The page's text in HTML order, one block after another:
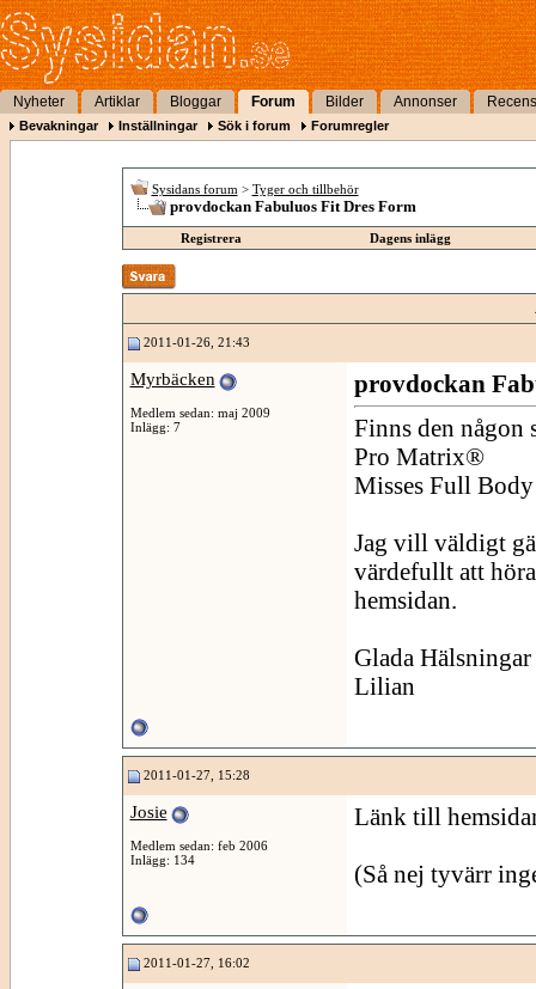
Nyheter Artiklar Bloggar Forum Bilder Annonser
Bevakningar Inställningar Sök i forum Forumregler
Sysidans forum > Tyger och tillbehör
provdockan Fabuluos Fit Dres Form
Registrera Dagens inlägg
2011-01-26, 21:43
Myrbäcken
Medlem sedan: maj 2009
Inlägg: 7
provdockan
Finns den någon
Pro Matrix®
Misses Full
Jag vill väldigt
värdefullt att
hemsidan.
Glada Hälsningar
Lilian
2011-01-27, 15:28
Josie
Medlem sedan: feb 2006
Inlägg: 134
Länk till
(Så nej tyvärr
2011-01-27, 16:02